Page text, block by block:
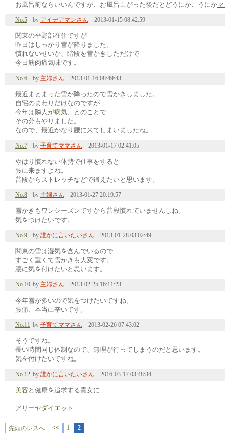
お風呂前ならいいんですが、お風呂上がった後だとどうにかこうにか
No.5 by アイデアマンさん 2013-01-15 08:42:59
関東の平野部在住ですが
昨日はしっかり雪が降りました。
慣れないせいか、階段を雪かきしただけで
今日筋肉痛気味です。
No.6 by 主婦さん 2013-01-16 08:49:43
最近まとまった雪が降ったので雪かきしました。
自宅のまわりだけなのですが
今年は隣人が病気、とのことで
その分もやりました。
なので、最近かなり腰に来てしまいましたね。
No.7 by 子育てママさん 2013-01-17 02:41:05
やはり慣れない体勢で仕事をすると
腰に来ますよね。
普段からストレッチなどで鍛えたいと思います。
No.8 by 主婦さん 2013-01-27 20:19:57
雪かきもワンシーズンですから普段慣れていませんしね。
気をつけたいです。
No.9 by 誰かに言いたいさん 2013-01-28 03:02:49
関東の雪は湿気を含んでいるので
すごく重くて雪かきも大変です。
腰に気を付けたいと思います。
No.10 by 主婦さん 2013-02-25 16:11:23
今年雪が多いので気をつけたいですね。
腰痛、本当に辛いです。
No.11 by 子育てママさん 2013-02-26 07:43:02
そうですね。
長い時間同じ体制なので、無理が行ってしまうのだと思います。
気を付けたいですね。
No.12 by 誰かに言いたいさん 2016-03-17 03:48:34
美容 と健康を追求する貴女に
アリーヤダイエット
先頭のレスへ << 1 2